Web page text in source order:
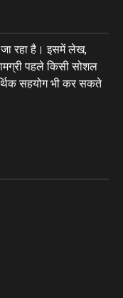
जा रहा है। इसमें लेख,
पहले किसी सोशल
सहयोग भी कर सकते